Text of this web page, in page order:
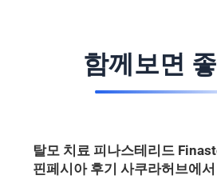
함께보면
탈모 치료 피나스테리드
핀페시아 후기 사쿠라허브에